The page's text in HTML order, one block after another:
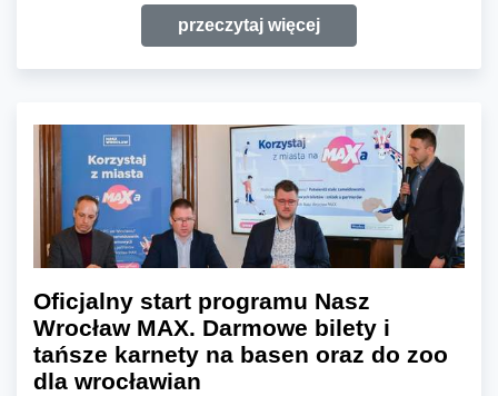
przeczytaj więcej
Oficjalny start programu Nasz
Wrocław MAX. Darmowe bilety i
tańsze karnety na basen oraz do zoo
dla wrocławian